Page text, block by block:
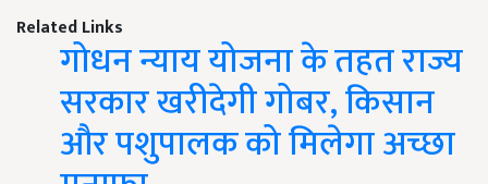
Related Links
गोधन न्याय योजना के तहत राज्य
सरकार खरीदेगी गोबर, किसान
और पशुपालक को मिलेगा अच्छा